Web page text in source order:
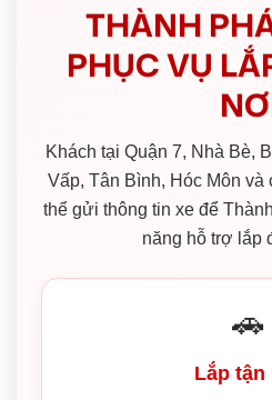
THÀNH
PHỤC VỤ
Khách tại Quận 7, Nhà Bè,
Vấp, Tân Bình, Hóc Môn
thể gửi thông tin xe để
năng hỗ trợ lắp
🚗
Lắp tận